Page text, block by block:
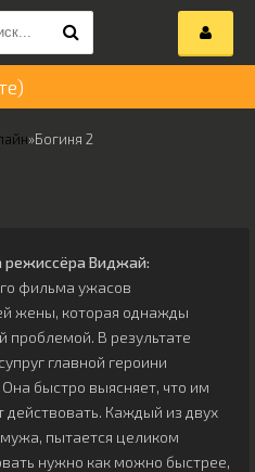
»Богиня 2
режиссёра Виджай:
фильма ужасов
жены, которая однажды
проблемой. В результате
главной героини
быстро выясняет, что им
Каждый из двух
пытается целиком
нужно как можно быстрее,